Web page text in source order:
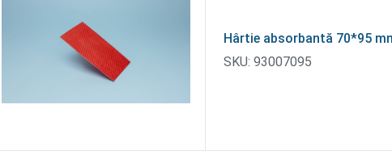
Hârtie absorbantă 70*95
SKU: 93007095